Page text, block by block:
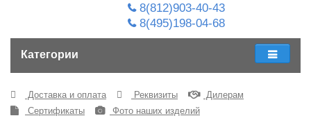
8(812)903-40-43
8(495)198-04-68
Категории
Доставка и оплата Реквизиты
Дилерам
Сертификаты
Фото наших изделий